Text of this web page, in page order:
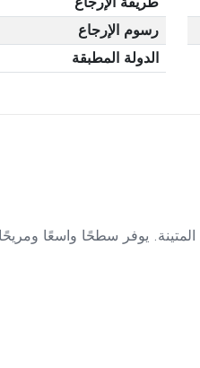
رسوم الإرجاع
الدولة المطبقة
الأنيق وخاماته المتينة. يوفر